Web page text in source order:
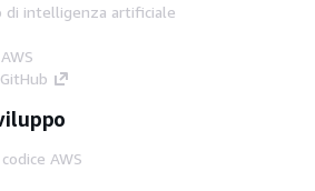
di intelligenza artificiale
AWS